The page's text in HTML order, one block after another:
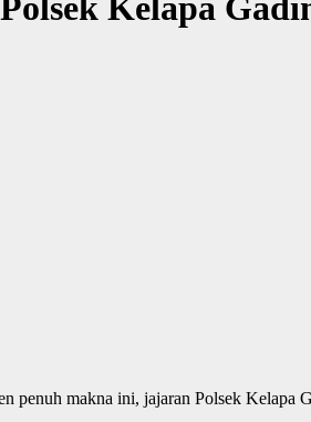
Kelapa
penuh makna ini, jajaran Polsek Kelapa